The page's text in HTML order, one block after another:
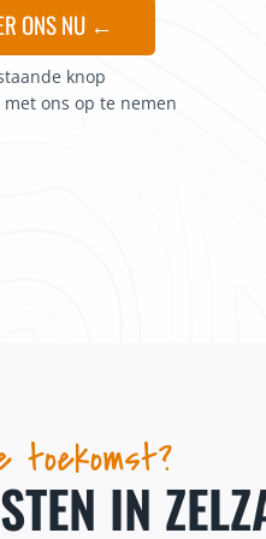
ONS NU ←
knop
ons op te nemen
toekomst?
IN